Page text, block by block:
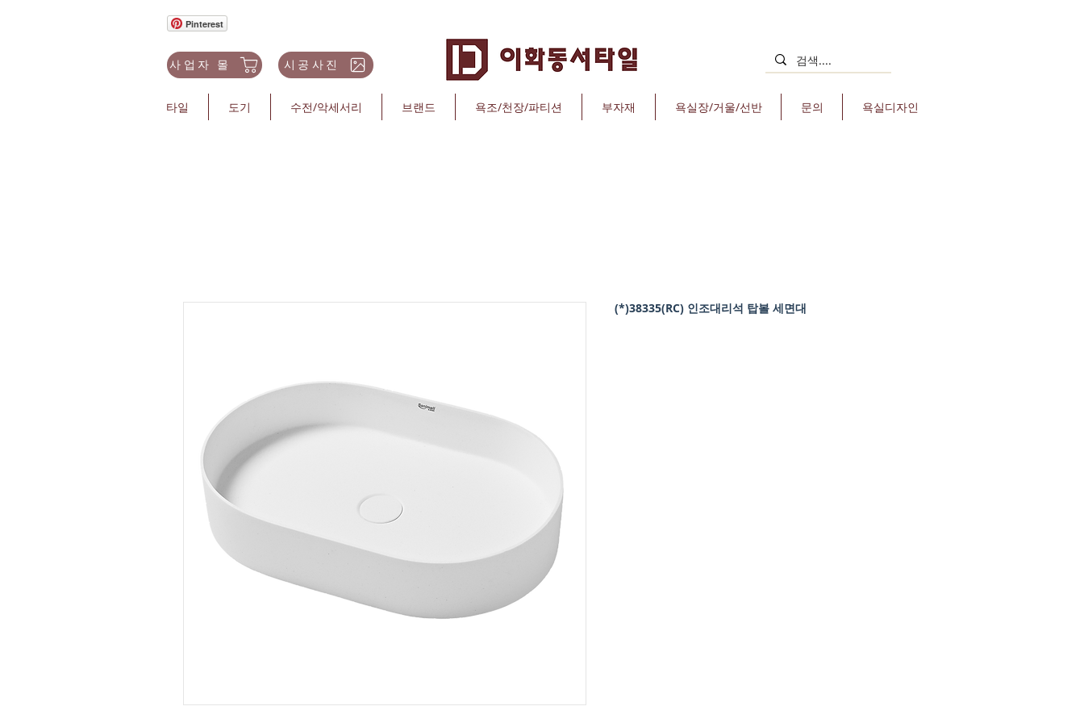
Pinterest
사업자 몰 시공사진
타일 도기 수전/악세서리 브랜드 욕조/천장/파티션 부자재 욕실장/거울/선반 문의 욕실디자인
(*)38335(RC) 인조대리석 탑볼 세면대